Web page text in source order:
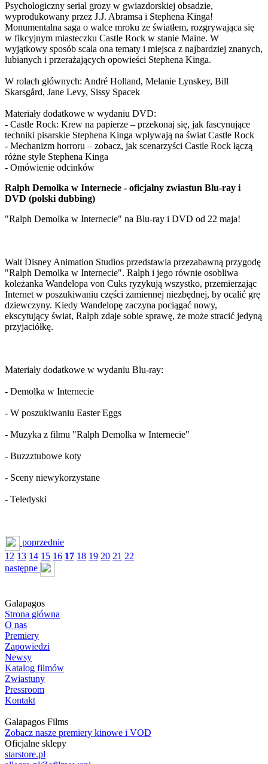
Psychologiczny serial grozy w gwiazdorskiej obsadzie,
wyprodukowany przez J.J. Abramsa i Stephena Kinga!
Monumentalna saga o walce mroku ze światłem, rozgrywająca się
w fikcyjnym miasteczku Castle Rock w stanie Maine. W
wyjątkowy sposób scala ona tematy i miejsca z najbardziej znanych,
lubianych i przerażających opowieści Stephena Kinga.
W rolach głównych: André Holland, Melanie Lynskey, Bill
Skarsgård, Jane Levy, Sissy Spacek
Materiały dodatkowe w wydaniu DVD:
- Castle Rock: Krew na papierze – przekonaj się, jak fascynujące
techniki pisarskie Stephena Kinga wpływają na świat Castle Rock
- Mechanizm horroru – zobacz, jak scenarzyści Castle Rock łączą
różne style Stephena Kinga
- Omówienie odcinków
Ralph Demolka w Internecie - oficjalny zwiastun Blu-ray i
DVD (polski dubbing)
"Ralph Demolka w Internecie" na Blu-ray i DVD od 22 maja!
Walt Disney Animation Studios przedstawia przezabawną przygodę
"Ralph Demolka w Internecie". Ralph i jego równie osobliwa
koleżanka Wandelopa von Cuks ryzykują wszystko, przemierzając
Internet w poszukiwaniu części zamiennej niezbędnej, by ocalić grę
dziewczyny. Kiedy Wandelopę zaczyna pociągać nowy,
ekscytujący świat, Ralph zdaje sobie sprawę, że może stracić jedyną
przyjaciółkę.
Materiały dodatkowe w wydaniu Blu-ray:
- Demolka w Internecie
- W poszukiwaniu Easter Eggs
- Muzyka z filmu "Ralph Demolka w Internecie"
- Buzzztubowe koty
- Sceny niewykorzystane
- Teledyski
poprzednie
12 13 14 15 16 17 18 19 20 21 22
następne
Galapagos
Strona główna
O nas
Premiery
Zapowiedzi
Newsy
Katalog filmów
Zwiastuny
Pressroom
Kontakt
Galapagos Films
Zobacz nasze premiery kinowe i VOD
Oficjalne sklepy
starstore.pl